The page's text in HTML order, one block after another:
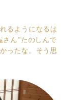
るようになるは
さん”たのしんで
ったな。そう思